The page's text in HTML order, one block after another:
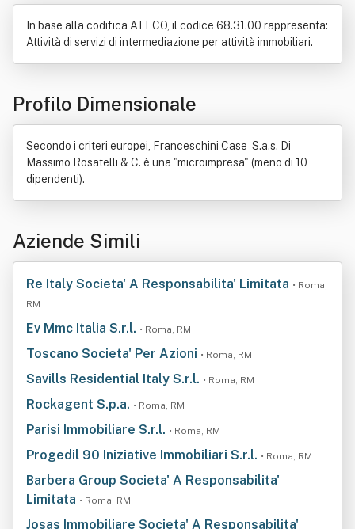
In base alla codifica ATECO, il codice 68.31.00 rappresenta:
Attività di servizi di intermediazione per attività immobiliari.
Profilo Dimensionale
Secondo i criteri europei, Franceschini Case - S.a.s. Di
Massimo Rosatelli & C. è una "microimpresa" (meno di 10
dipendenti).
Aziende Simili
Re Italy Societa' A Responsabilita' Limitata • Roma,
RM
Ev Mmc Italia S.r.l. • Roma, RM
Toscano Societa' Per Azioni • Roma, RM
Savills Residential Italy S.r.l. • Roma, RM
Rockagent S.p.a. • Roma, RM
Parisi Immobiliare S.r.l. • Roma, RM
Progedil 90 Iniziative Immobiliari S.r.l. • Roma, RM
Barbera Group Societa' A Responsabilita'
Limitata • Roma, RM
Josas Immobiliare Societa' A Responsabilita'